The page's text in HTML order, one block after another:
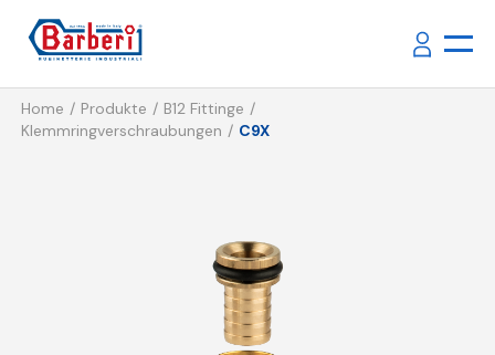
Home Produkte
B12 Fittinge
Klemmringverschraubungen
C9X